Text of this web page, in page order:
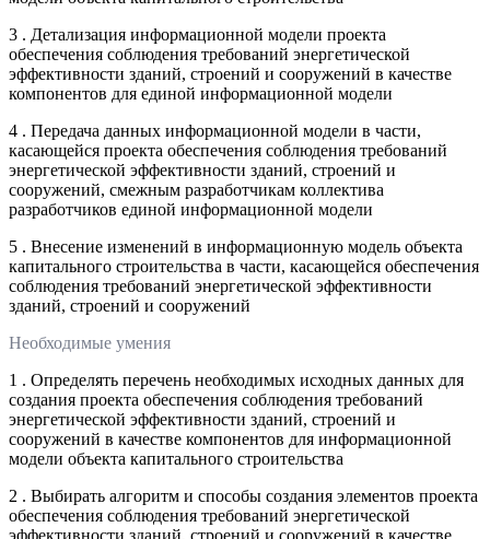
3 . Детализация информационной модели проекта
обеспечения соблюдения требований энергетической
эффективности зданий, строений и сооружений в качестве
компонентов для единой информационной модели
4 . Передача данных информационной модели в части,
касающейся проекта обеспечения соблюдения требований
энергетической эффективности зданий, строений и
сооружений, смежным разработчикам коллектива
разработчиков единой информационной модели
5 . Внесение изменений в информационную модель объекта
капитального строительства в части, касающейся обеспечения
соблюдения требований энергетической эффективности
зданий, строений и сооружений
Необходимые умения
1 . Определять перечень необходимых исходных данных для
создания проекта обеспечения соблюдения требований
энергетической эффективности зданий, строений и
сооружений в качестве компонентов для информационной
модели объекта капитального строительства
2 . Выбирать алгоритм и способы создания элементов проекта
обеспечения соблюдения требований энергетической
эффективности зданий, строений и сооружений в качестве